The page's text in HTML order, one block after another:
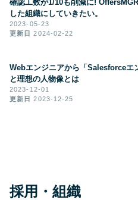
確認工数が1/10も削減に!
した組織にしていきたい。
2023-05-23
更新日2024-02-22
Webエンジニアから「Salesforceエ
と理想の人物像とは
2023-12-01
更新日2023-12-25
採用・組織